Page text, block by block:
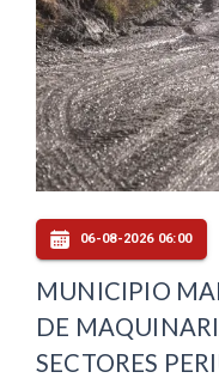
06-08-2026 06:00
MUNICIPIO
DE
SECTORES